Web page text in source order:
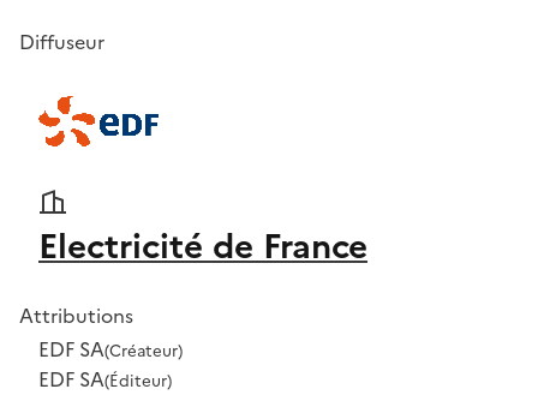
Diffuseur
Electricité de France
Attributions
EDF SA(Créateur)
EDF SA(Éditeur)